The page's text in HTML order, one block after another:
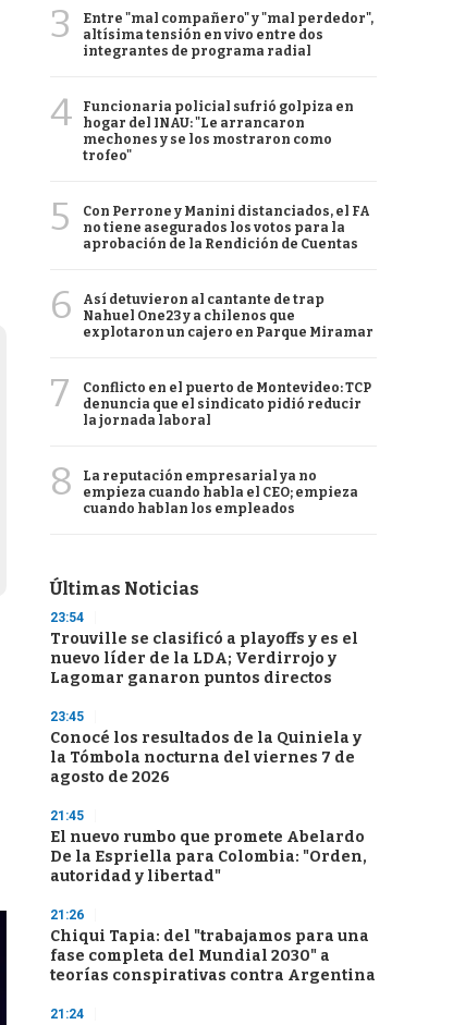
3
Entre "mal compañero" y "mal perdedor",
altísima tensión en vivo entre dos
integrantes de programa radial
4
Funcionaria policial sufrió golpiza en
hogar del INAU: "Le arrancaron
mechones y se los mostraron como
trofeo"
5
Con Perrone y Manini distanciados, el FA
no tiene asegurados los votos para la
aprobación de la Rendición de Cuentas
6
Así detuvieron al cantante de trap
Nahuel One23 y a chilenos que
explotaron un cajero en Parque Miramar
7
Conflicto en el puerto de Montevideo: TCP
denuncia que el sindicato pidió reducir
la jornada laboral
8
La reputación empresarial ya no
empieza cuando habla el CEO; empieza
cuando hablan los empleados
Últimas Noticias
23:54
Trouville se clasificó a playoffs y es el
nuevo líder de la LDA; Verdirrojo y
Lagomar ganaron puntos directos
23:45
Conocé los resultados de la Quiniela y
la Tómbola nocturna del viernes 7 de
agosto de 2026
21:45
El nuevo rumbo que promete Abelardo
De la Espriella para Colombia: "Orden,
autoridad y libertad"
21:26
Chiqui Tapia: del "trabajamos para una
fase completa del Mundial 2030" a
teorías conspirativas contra Argentina
21:24